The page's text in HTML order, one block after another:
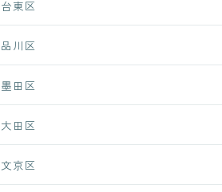
台東区
品川区
墨田区
大田区
文京区